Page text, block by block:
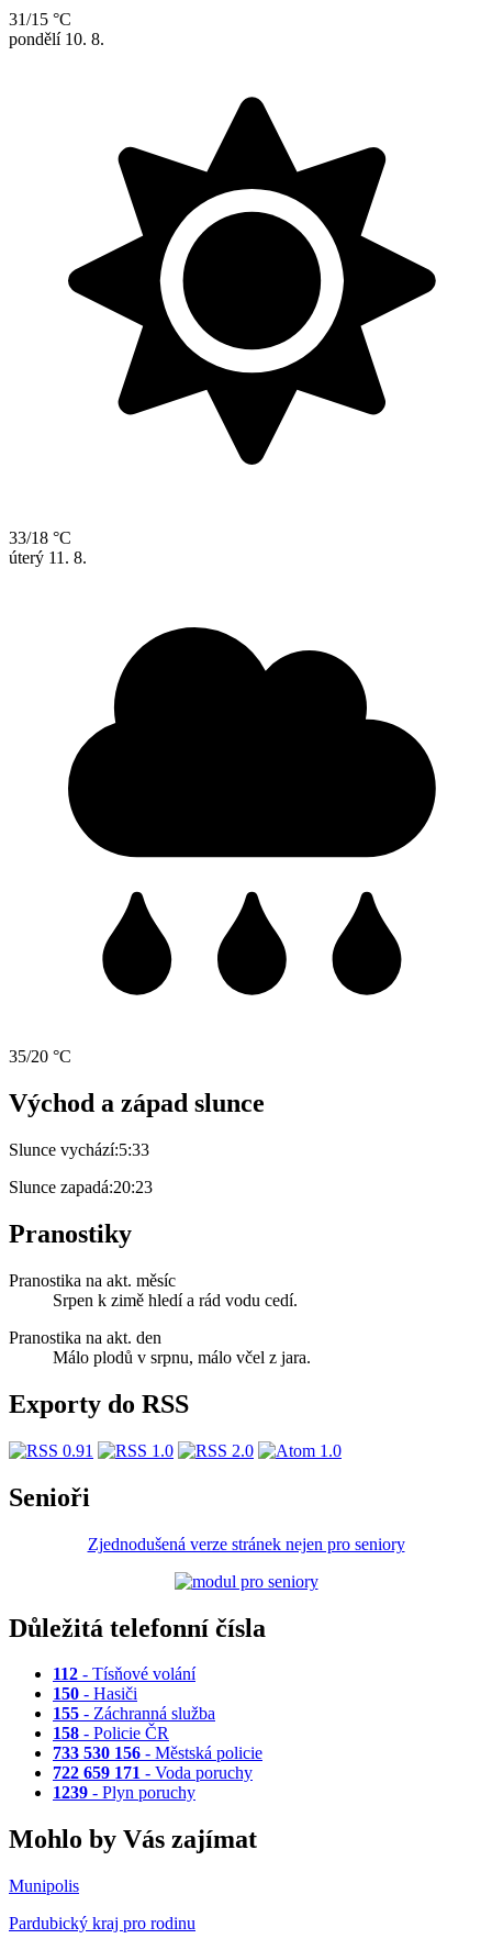
31/15 °C
pondělí 10. 8.
33/18 °C
úterý 11. 8.
35/20 °C
Východ a západ slunce
Slunce vychází:5:33
Slunce zapadá:20:23
Pranostiky
Pranostika na akt. měsíc
Srpen k zimě hledí a rád vodu cedí.
Pranostika na akt. den
Málo plodů v srpnu, málo včel z jara.
Exporty do RSS
Senioři
Zjednodušená verze stránek nejen pro seniory
Důležitá telefonní čísla
112 - Tísňové volání
150 - Hasiči
155 - Záchranná služba
158 - Policie ČR
733 530 156 - Městská policie
722 659 171 - Voda poruchy
1239 - Plyn poruchy
Mohlo by Vás zajímat
Munipolis
Pardubický kraj pro rodinu